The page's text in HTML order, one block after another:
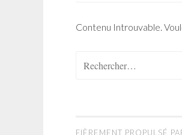
Contenu Introuvable.
FIÈREMENT PROPULSÉ